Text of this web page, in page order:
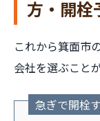
方・開栓
これから箕面市
会社を選ぶこと
急ぎで開栓